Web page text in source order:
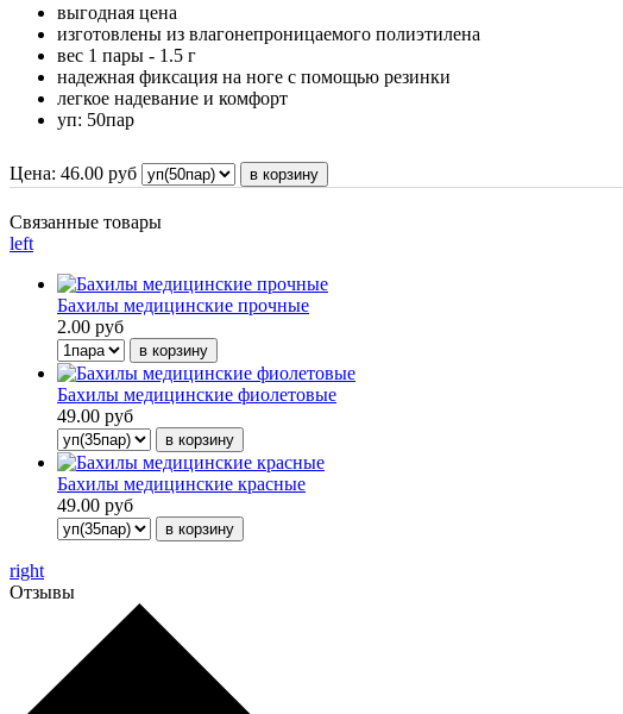
выгодная цена
изготовлены из влагонепроницаемого полиэтилена
вес 1 пары - 1.5 г
надежная фиксация на ноге с помощью резинки
легкое надевание и комфорт
уп: 50пар
Цена: 46.00 руб
Связанные товары
left
Бахилы медицинские прочные
2.00 руб
Бахилы медицинские фиолетовые
49.00 руб
Бахилы медицинские красные
49.00 руб
right
Отзывы